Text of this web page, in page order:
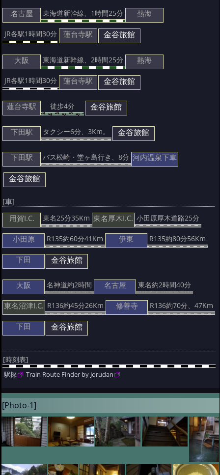
名古屋 東海道新幹線、1時間25分 熱海
JR各駅1時間30分 蓮台寺駅 金谷旅館
大阪 東海道新幹線、2時間25分 熱海
JR各駅1時間30分 蓮台寺駅 金谷旅館
蓮台寺駅 徒歩4分 金谷旅館
下田駅 タクシー6分、3Km。 金谷旅館
下田駅 バス松崎・堂ヶ島行き、8分 河内温泉下車
金谷旅館
[車]
用賀I.C.
東名25分35Km 東名厚木I.C. 小田原厚木道路25分
小田原 R135約60分41Km 伊東 R135約80分56Km
下田 金谷旅館
大阪 名神道約2時間 名古屋 東名約2時間40分
東名沼津I.C. R136約45分26Km 修善寺 R136約70分、47Km
下田 金谷旅館
[時刻表]
駅探
Train Route Finder by Jorudan
[Photo-1]